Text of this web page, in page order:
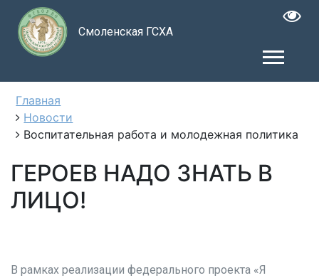
Смоленская ГСХА
Главная
Новости
Воспитательная работа и молодежная политика
ГЕРОЕВ НАДО ЗНАТЬ В
ЛИЦО!
В рамках реализации федерального проекта «Я